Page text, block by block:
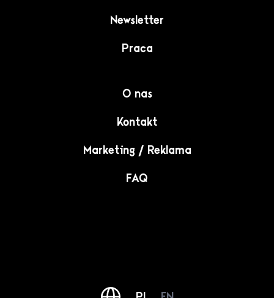
Newsletter
Praca
O nas
Kontakt
Marketing / Reklama
FAQ